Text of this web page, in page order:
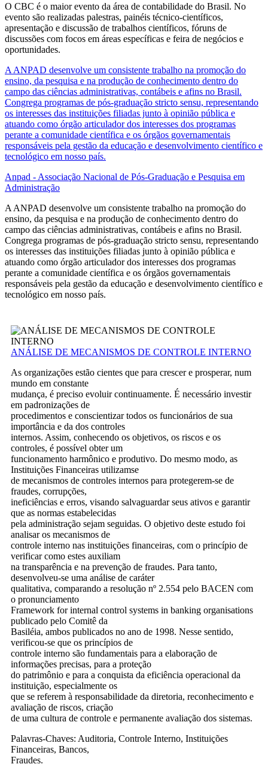
O CBC é o maior evento da área de contabilidade do Brasil. No
evento são realizadas palestras, painéis técnico-científicos,
apresentação e discussão de trabalhos científicos, fóruns de
discussões com focos em áreas específicas e feira de negócios e
oportunidades.
A ANPAD desenvolve um consistente trabalho na promoção do
ensino, da pesquisa e na produção de conhecimento dentro do
campo das ciências administrativas, contábeis e afins no Brasil.
Congrega programas de pós-graduação stricto sensu, representando
os interesses das instituições filiadas junto à opinião pública e
atuando como órgão articulador dos interesses dos programas
perante a comunidade científica e os órgãos governamentais
responsáveis pela gestão da educação e desenvolvimento científico e
tecnológico em nosso país.
Anpad - Associação Nacional de Pós-Graduação e Pesquisa em
Administração
A ANPAD desenvolve um consistente trabalho na promoção do
ensino, da pesquisa e na produção de conhecimento dentro do
campo das ciências administrativas, contábeis e afins no Brasil.
Congrega programas de pós-graduação stricto sensu, representando
os interesses das instituições filiadas junto à opinião pública e
atuando como órgão articulador dos interesses dos programas
perante a comunidade científica e os órgãos governamentais
responsáveis pela gestão da educação e desenvolvimento científico e
tecnológico em nosso país.
ANÁLISE DE MECANISMOS DE CONTROLE INTERNO
As organizações estão cientes que para crescer e prosperar, num
mundo em constante
mudança, é preciso evoluir continuamente. É necessário investir
em padronizações de
procedimentos e conscientizar todos os funcionários de sua
importância e da dos controles
internos. Assim, conhecendo os objetivos, os riscos e os
controles, é possível obter um
funcionamento harmônico e produtivo. Do mesmo modo, as
Instituições Financeiras utilizamse
de mecanismos de controles internos para protegerem-se de
fraudes, corrupções,
ineficiências e erros, visando salvaguardar seus ativos e garantir
que as normas estabelecidas
pela administração sejam seguidas. O objetivo deste estudo foi
analisar os mecanismos de
controle interno nas instituições financeiras, com o princípio de
verificar como estes auxiliam
na transparência e na prevenção de fraudes. Para tanto,
desenvolveu-se uma análise de caráter
qualitativa, comparando a resolução nº 2.554 pelo BACEN com
o pronunciamento
Framework for internal control systems in banking organisations
publicado pelo Comitê da
Basiléia, ambos publicados no ano de 1998. Nesse sentido,
verificou-se que os princípios de
controle interno são fundamentais para a elaboração de
informações precisas, para a proteção
do patrimônio e para a conquista da eficiência operacional da
instituição, especialmente os
que se referem à responsabilidade da diretoria, reconhecimento e
avaliação de riscos, criação
de uma cultura de controle e permanente avaliação dos sistemas.
Palavras-Chaves: Auditoria, Controle Interno, Instituições
Financeiras, Bancos,
Fraudes.